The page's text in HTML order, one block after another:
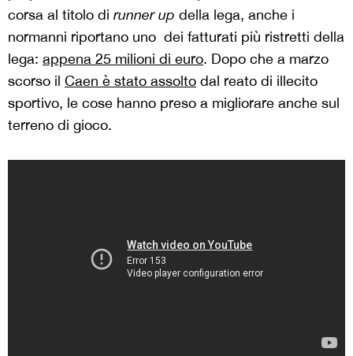
corsa al titolo di runner up della lega, anche i
normanni riportano uno dei fatturati più ristretti della
lega: appena 25 milioni di euro. Dopo che a marzo
scorso il Caen è stato assolto dal reato di illecito
sportivo, le cose hanno preso a migliorare anche sul
terreno di gioco.